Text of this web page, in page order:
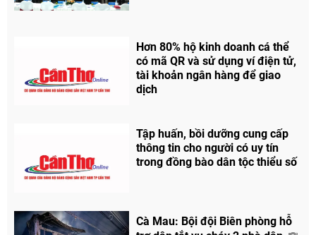
Hơn 80% hộ kinh doanh cá thể
có mã QR và sử dụng ví điện tử,
tài khoản ngân hàng để giao
dịch
Tập huấn, bồi dưỡng cung cấp
thông tin cho người có uy tín
trong đồng bào dân tộc thiểu số
Cà Mau: Bội đội Biên phòng hỗ